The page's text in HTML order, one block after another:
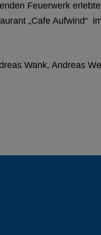
Feuerwerk
„Cafe Aufwind“
Wank, Andreas